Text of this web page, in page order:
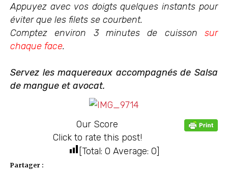
Appuyez avec vos doigts quelques instants pour
éviter que les filets se courbent.
Comptez environ 3 minutes de cuisson sur
chaque face.
Servez les maquereaux accompagnés de Salsa
de mangue et avocat.
Our Score
Click to rate this post!
[Total: 0 Average: 0]
Partager :